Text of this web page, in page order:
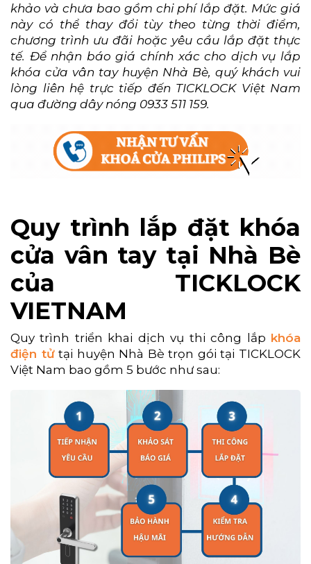
khảo và chưa bao gồm chi phí lắp đặt. Mức giá
này có thể thay đổi tùy theo từng thời điểm,
chương trình ưu đãi hoặc yêu cầu lắp đặt thực
tế. Để nhận báo giá chính xác cho dịch vụ lắp
khóa cửa vân tay huyện Nhà Bè, quý khách vui
lòng liên hệ trực tiếp đến TICKLOCK Việt Nam
qua đường dây nóng 0933 511 159.
Quy trình lắp đặt khóa
cửa vân tay tại Nhà Bè
của TICKLOCK
VIETNAM
Quy trình triển khai dịch vụ thi công lắp khóa
điện tửtại huyện Nhà Bè trọn gói tại TICKLOCK
Việt Nam bao gồm 5 bước như sau: